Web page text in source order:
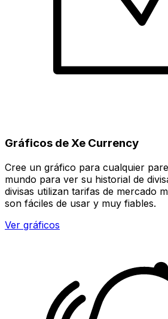
Gráficos de Xe Currency
Cree un gráfico para cualquier
mundo para ver su historial de
divisas utilizan tarifas de mercado
son fáciles de usar y muy fiables.
Ver gráficos